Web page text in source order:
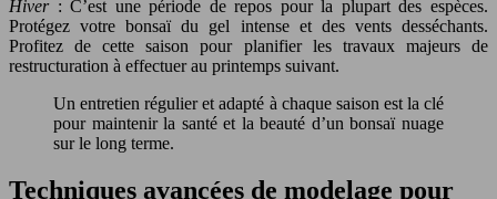
Hiver : C’est une période de repos pour la plupart des espèces.
Protégez votre bonsaï du gel intense et des vents desséchants.
Profitez de cette saison pour planifier les travaux majeurs de
restructuration à effectuer au printemps suivant.
Un entretien régulier et adapté à chaque saison est la clé
pour maintenir la santé et la beauté d’un bonsaï nuage
sur le long terme.
Techniques avancées de modelage pour